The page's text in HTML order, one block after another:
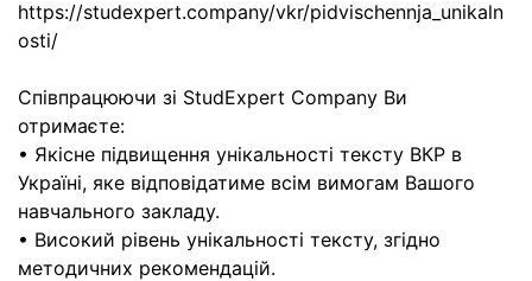
https://studexpert.company/vkr/pidvischennja_unikaln
osti/
Співпрацюючи зі StudExpert Company Ви
отримаєте:
• Якісне підвищення унікальності тексту ВКР в
Україні, яке відповідатиме всім вимогам Вашого
навчального закладу.
• Високий рівень унікальності тексту, згідно
методичних рекомендацій.